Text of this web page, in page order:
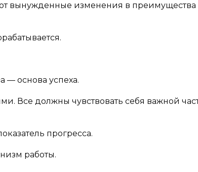
вынужденные изменения в преимущества
— основа успеха.
Все должны чувствовать себя важной
прогресса.
работы.